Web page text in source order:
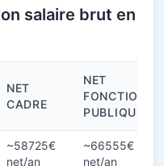
salaire brut en
net en 2026
NET
CADRE
NET
FONCTION
PUBLIQUE
~58725€
net/an
~66555€
net/an